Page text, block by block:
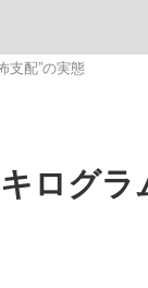
支配”の実態
ログラ